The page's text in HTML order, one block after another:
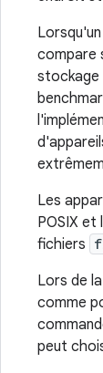
compare
stockage
Les
POSIX
fichiers
Lors de
comme
peut